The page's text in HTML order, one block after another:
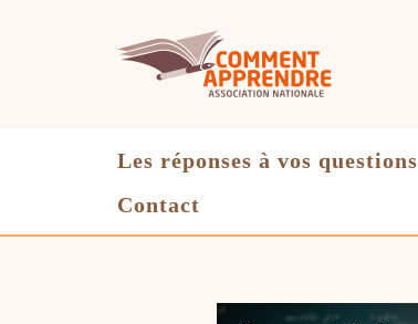
Les réponses à vos questions
Contact